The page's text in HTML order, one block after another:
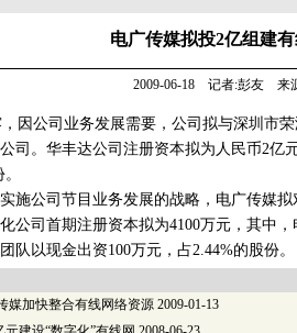
电广传媒拟投2亿组建
2009-06-18 记者:彭友 来
公司业务发展需要，公司拟与深圳市
司。华丰达公司注册资本拟为人民币2亿
司节目业务发展的战略，电广传媒拟
公司首期注册资本拟为4100万元，其中
队以现金出资100万元，占2.44%的股份。
媒加快整合有线网络资源 2009-01-13